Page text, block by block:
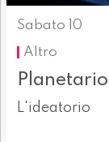
Sabato 10
Altro
Planetario
L'ideatorio